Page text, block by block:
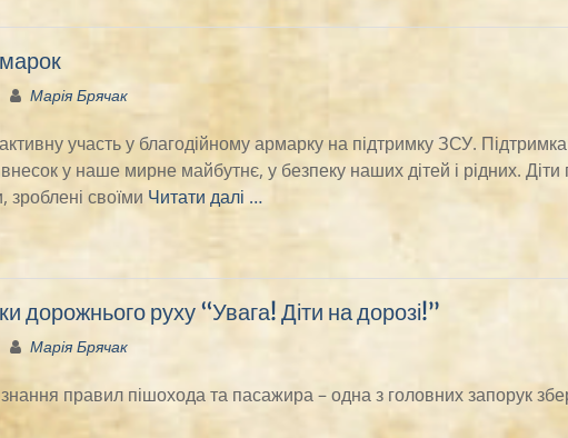
Марія Брячак
участь у благодійному армарку на підтримку ЗСУ.
у наше мирне майбутнє, у безпеку наших дітей і рідних. Діти
зроблені своїми Читати далі …
дорожнього руху “Увага! Діти на дорозі!”
Марія Брячак
правил пішохода та пасажира – одна з головних запорук